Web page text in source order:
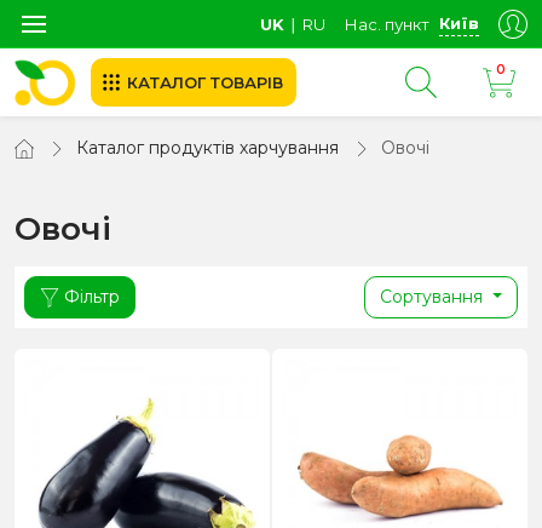
UK ∣ RU Нас. пункт Київ
КАТАЛОГ ТОВАРІВ
0
Каталог продуктів харчування Овочі
Овочі
Фільтр Сортування